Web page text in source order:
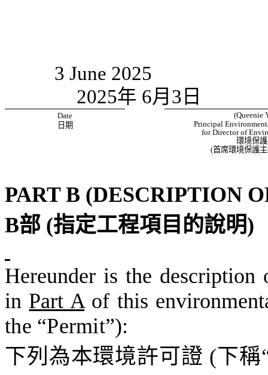
3 June 2025
2025年 6月 3 日
Date
日期
(Queenie
Principal
for Director of
環境保護
(首席環境保護
PART B (DESCRIPTION
B部 (指定工程項目的說明)
Hereunder is the description
in Part Aof this
the “Permit”):
下列為本環境許可證 (下稱